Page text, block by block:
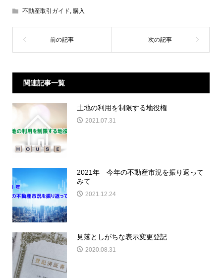
不動産取引ガイド, 購入
関連記事一覧
土地の利用を制限する地役権
2021.07.31
2021年 今年の不動産市況を振り返って
みて
2021.12.24
見落としがちな表示変更登記
2020.08.31